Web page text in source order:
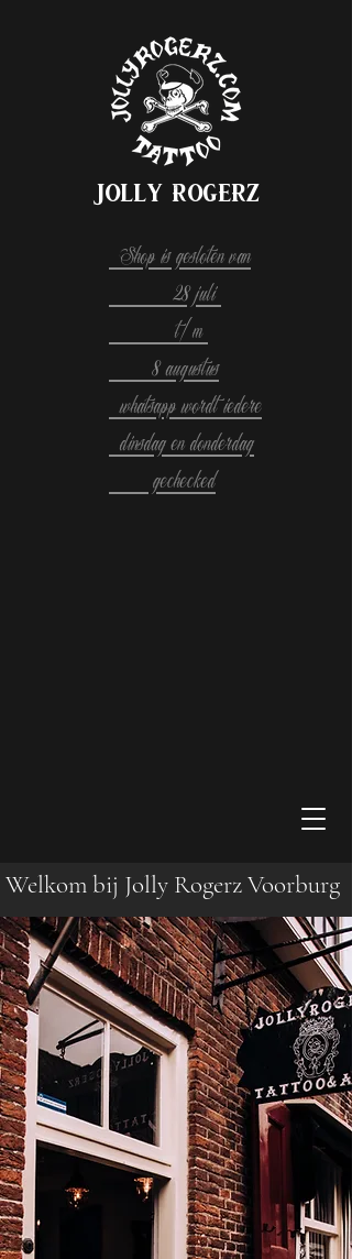
Jolly Rogerz
Shop is gesloten van
28 juli
t/m
8 augustus
whatsapp wordt iedere
dinsdag en donderdag
gechecked
Welkom bij Jolly Rogerz Voorburg